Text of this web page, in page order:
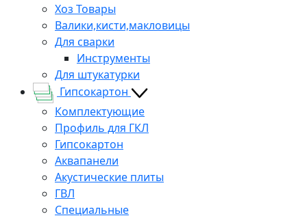
Хоз Товары
Валики,кисти,макловицы
Для сварки
Инструменты
Для штукатурки
Гипсокартон
Комплектующие
Профиль для ГКЛ
Гипсокартон
Аквапанели
Акустические плиты
ГВЛ
Специальные